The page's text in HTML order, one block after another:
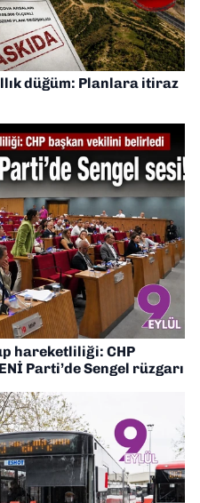
düğüm: Planlara itiraz
hareketliliği: CHP
Parti’de Sengel rüzgarı